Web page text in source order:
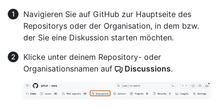
Navigieren Sie auf GitHub zur Hauptseite des
Repositorys oder der Organisation, in dem bzw.
der Sie eine Diskussion starten möchten.
Klicke unter deinem Repository- oder
Organisationsnamen auf
Discussions.